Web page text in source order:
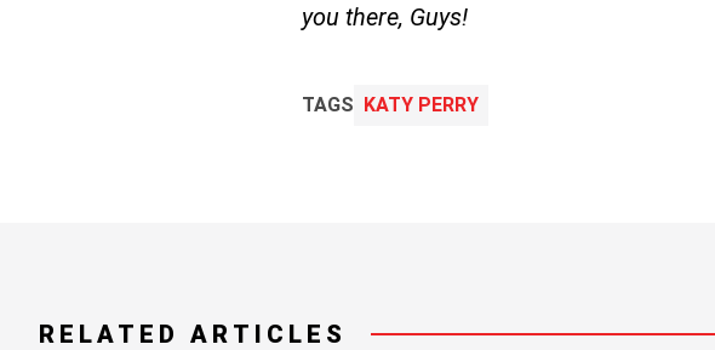
you there, Guys!
TAGS KATY PERRY
RELATED ARTICLES